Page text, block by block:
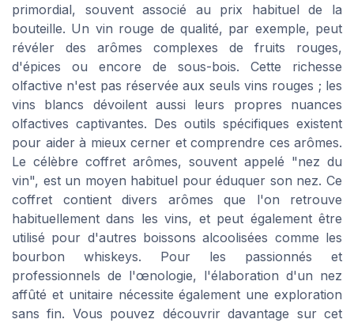
primordial, souvent associé au prix habituel de la
bouteille. Un vin rouge de qualité, par exemple, peut
révéler des arômes complexes de fruits rouges,
d'épices ou encore de sous-bois. Cette richesse
olfactive n'est pas réservée aux seuls vins rouges ; les
vins blancs dévoilent aussi leurs propres nuances
olfactives captivantes. Des outils spécifiques existent
pour aider à mieux cerner et comprendre ces arômes.
Le célèbre coffret arômes, souvent appelé "nez du
vin", est un moyen habituel pour éduquer son nez. Ce
coffret contient divers arômes que l'on retrouve
habituellement dans les vins, et peut également être
utilisé pour d'autres boissons alcoolisées comme les
bourbon whiskeys. Pour les passionnés et
professionnels de l'œnologie, l'élaboration d'un nez
affûté et unitaire nécessite également une exploration
sans fin. Vous pouvez découvrir davantage sur cet